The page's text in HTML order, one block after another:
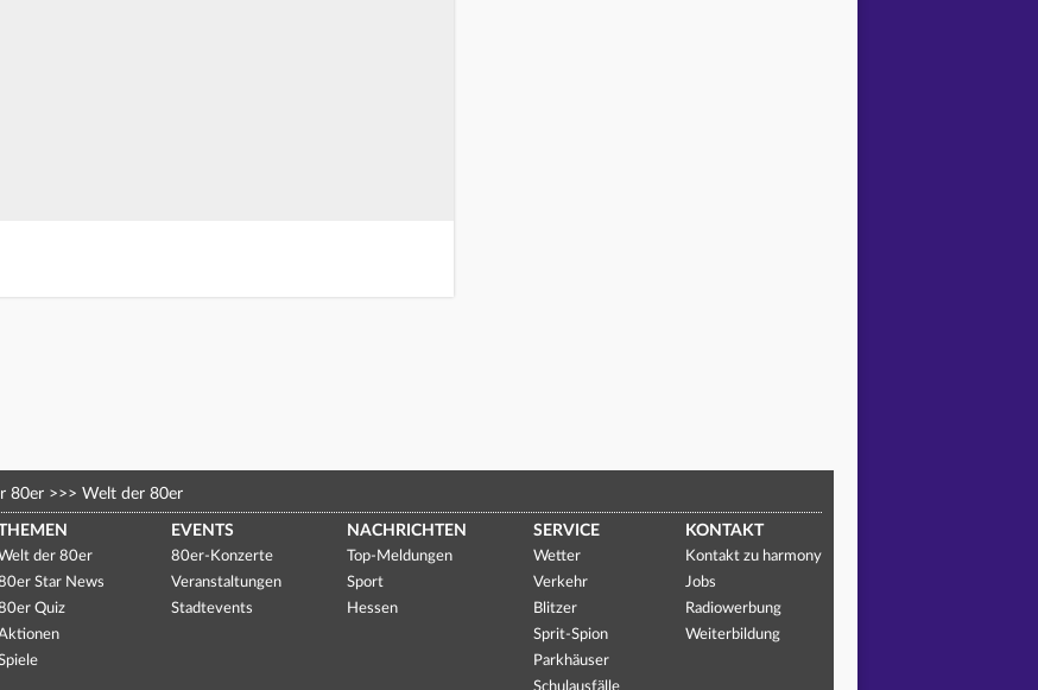
80er >>> Welt der 80er
der 80er
Star News
Quiz
EVENTS
80er-Konzerte
Veranstaltungen
Stadtevents
NACHRICHTEN
Top-Meldungen
Sport
Hessen
SERVICE
Wetter
Verkehr
Blitzer
Sprit-Spion
Parkhäuser
KONTAKT
Kontakt zu harmony
Jobs
Radiowerbung
Weiterbildung